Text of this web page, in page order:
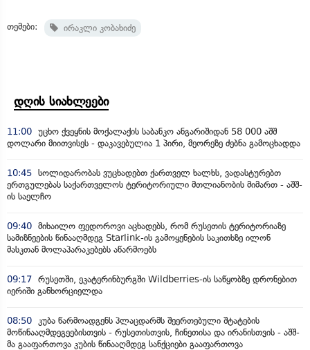
თემები: ირაკლი კობახიძე
დღის სიახლეები
11:00 უცხო ქვეყნის მოქალაქის საბანკო ანგარიშიდან 58 000 აშშ
დოლარი მიითვისეს - დაკავებულია 1 პირი, მეორეზე ძებნა გამოცხადდა
10:45 სოლიდარობას ვუცხადებთ ქართველ ხალხს, ვადასტურებთ
ერთგულებას საქართველოს ტერიტორიული მთლიანობის მიმართ - აშშ-
ის საელჩო
09:40 მიხაილო ფედოროვი აცხადებს, რომ რუსეთის ტერიტორიაზე
სამიზნეების წინააღმდეგ Starlink-ის გამოყენების საკითხზე ილონ
მასკთან მოლაპარაკებებს აწარმოებს
09:17 რუსეთში, ეკატერინბურგში Wildberries-ის საწყობზე დრონებით
იერიში განხორციელდა
08:50
კუბა წარმოადგენს პლაცდარმს შეერთებული შტატების
მოწინააღმდეგეებისთვის - რუსეთისთვის, ჩინეთისა და ირანისთვის - აშშ-
მა გააფართოვა კუბის წინააღმდეგ სანქციები გააფართოვა